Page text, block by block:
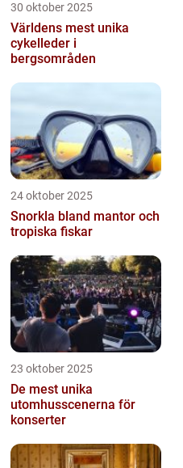
30 oktober 2025
Världens mest unika
cykelleder i
bergsområden
24 oktober 2025
Snorkla bland mantor och
tropiska fiskar
23 oktober 2025
De mest unika
utomhusscenerna för
konserter